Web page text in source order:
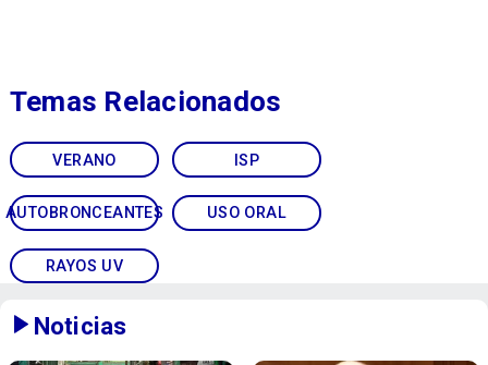
VERANO ISP
AUTOBRONCEANTES USO ORAL
RAYOS UV
Temas Relacionados
Noticias